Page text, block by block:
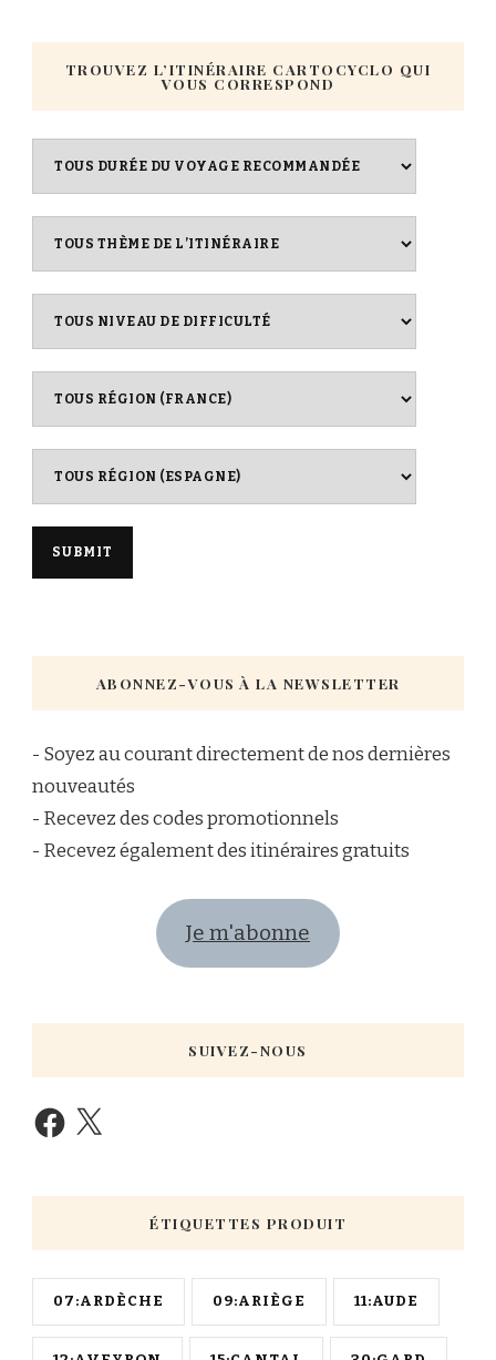
TROUVEZ L’ITINÉRAIRE CARTOCYCLO QUI
VOUS CORRESPOND
ABONNEZ-VOUS À LA NEWSLETTER
- Soyez au courant directement de nos dernières
nouveautés
- Recevez des codes promotionnels
- Recevez également des itinéraires gratuits
Je m'abonne
SUIVEZ-NOUS
ÉTIQUETTES PRODUIT
07:ARDÈCHE 09:ARIÈGE 11:AUDE